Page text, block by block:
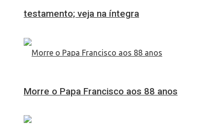
testamento; veja na íntegra
Morre o Papa Francisco aos 88 anos